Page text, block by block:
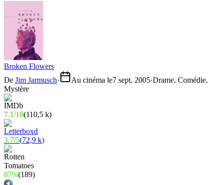
Broken Flowers
De Jim Jarmusch· Au cinéma le7 sept. 2005·Drame, Comédie,
Mystère
7.1/10(110,5 k)
3.7/5(72,9 k)
87%(189)